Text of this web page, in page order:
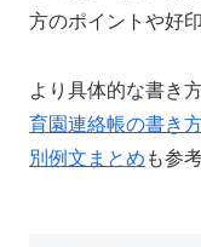
方のポイントや好
より具体的な書き
育園連絡帳の書き
別例文まとめ も参